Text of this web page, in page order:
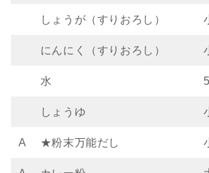
しょうが（すりおろし）
にんにく（すりおろし）
水
しょうゆ
A ★粉末万能だし